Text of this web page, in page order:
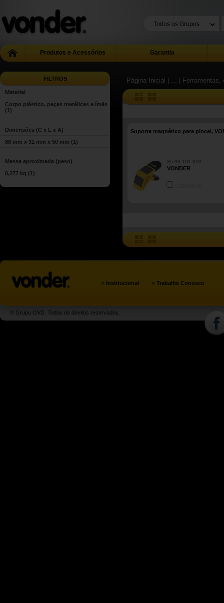
Produtos e Acessórios Garantia
FILTROS
Material
Corpo plástico, peças metálicas e ímãs
(1)
Dimensões (C x L x A)
88 mm x 31 mm x 50 mm (1)
Massa aproximada (peso)
0,277 kg (1)
Página Inicial | ... |
Suporte magnético para pincel,
35.99.101.010
VONDER
» Institucional » Trabalhe Conosco
© Grupo OVD. Todos os direitos reservados.